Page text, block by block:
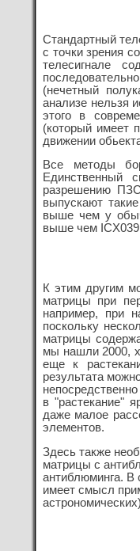
Стандартный
с точки зрения
телесигнале
(нечетный
анализе нельзя
этого в
(который имеет
движении
Все методы
Единственный
разрешению
выпускают
выше чем у
выше чем ICX039
К этим другим
матрицы при
например, при
поскольку
матрицы
мы нашли 2000,
еще к
результата
в "растекание"
даже малое
элементов.
Здесь также
матрицы с
антиблюминга. В
имеет смысл